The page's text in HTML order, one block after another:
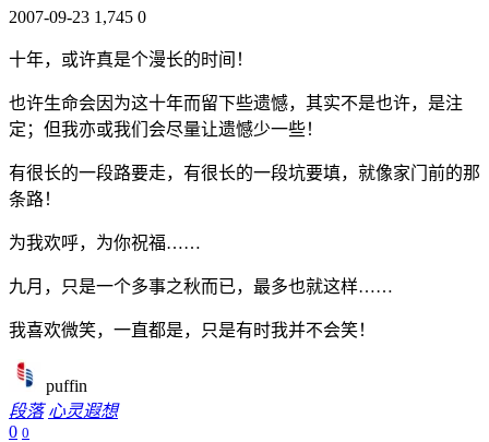
2007-09-23 1,745 0
十年，或许真是个漫长的时间！
也许生命会因为这十年而留下些遗憾，其实不是也许，是注
定；但我亦或我们会尽量让遗憾少一些！
有很长的一段路要走，有很长的一段坑要填，就像家门前的那
条路！
为我欢呼，为你祝福……
九月，只是一个多事之秋而已，最多也就这样……
我喜欢微笑，一直都是，只是有时我并不会笑！
puffin
段落 心灵遐想
0 0